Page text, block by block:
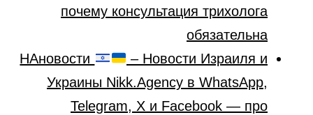
почему консультация трихолога
обязательна
НАновости
– Новости Израиля и
Украины Nikk.Agency в WhatsApp,
Telegram, X и Facebook — про